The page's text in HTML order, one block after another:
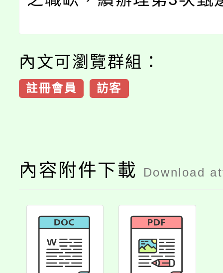
內文可瀏覽群組：
註冊會員 訪客
內容附件下載 Download